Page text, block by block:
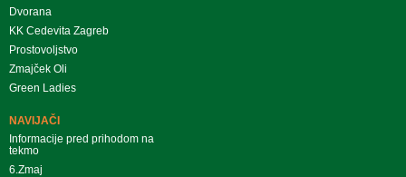
Dvorana
KK Cedevita Zagreb
Prostovoljstvo
Zmajček Oli
Green Ladies
NAVIJAČI
Informacije pred prihodom na
tekmo
6.Zmaj